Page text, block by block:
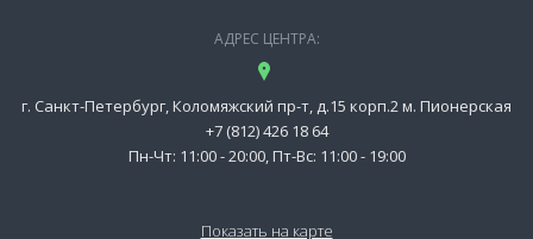
АДРЕС ЦЕНТРА:
г. Санкт-Петербург, Коломяжский пр-т, д.15 корп.2 м. Пионерская
+7 (812) 426 18 64
Пн-Чт: 11:00 - 20:00, Пт-Вс: 11:00 - 19:00
Показать на карте